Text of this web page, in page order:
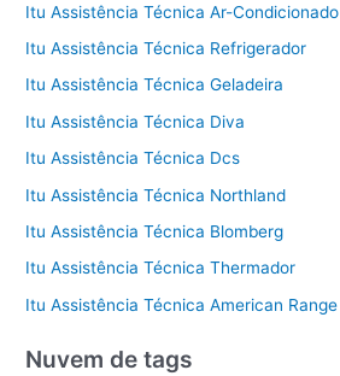
Itu Assistência Técnica Ar-Condicionado
Itu Assistência Técnica Refrigerador
Itu Assistência Técnica Geladeira
Itu Assistência Técnica Diva
Itu Assistência Técnica Dcs
Itu Assistência Técnica Northland
Itu Assistência Técnica Blomberg
Itu Assistência Técnica Thermador
Itu Assistência Técnica American Range
Nuvem de tags